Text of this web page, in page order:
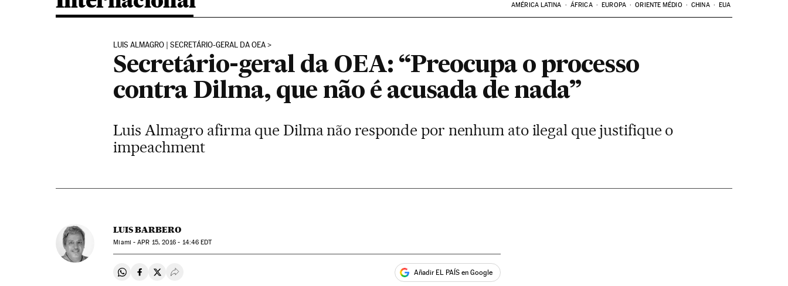
AMÉRICA LATINA ÁFRICA EUROPA ORIENTE MÉDIO CHINA EUA
LUIS ALMAGRO | SECRETÁRIO-GERAL DA OEA
Secretário-geral da OEA: “Preocupa o processo
contra Dilma, que não é acusada de nada”
Luis Almagro afirma que Dilma não responde por nenhum ato ilegal que justifique o
impeachment
LUIS BARBERO
Miami -APR 15, 2016 - 14:46 EDT
Compartir en Whatsapp
Compartir en Facebook
Compartir en Twitter
Desplegar Redes Sociales Añadir EL PAÍS en Google